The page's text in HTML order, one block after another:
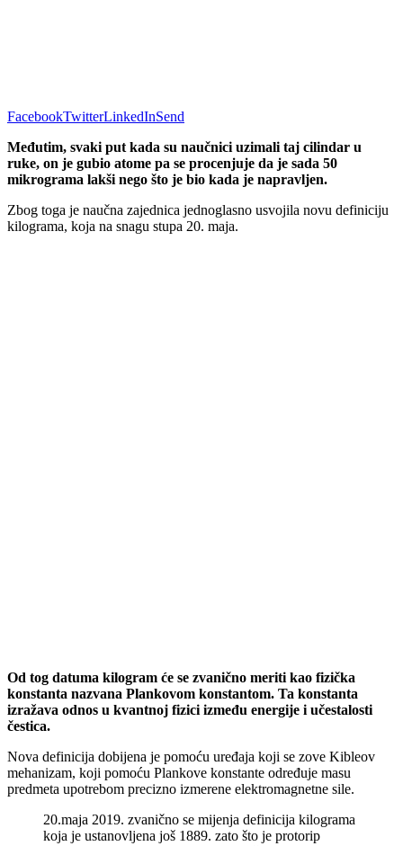
FacebookTwitterLinkedInSend
Međutim, svaki put kada su naučnici uzimali taj cilindar u
ruke, on je gubio atome pa se procenjuje da je sada 50
mikrograma lakši nego što je bio kada je napravljen.
Zbog toga je naučna zajednica jednoglasno usvojila novu definiciju
kilograma, koja na snagu stupa 20. maja.
Od tog datuma kilogram će se zvanično meriti kao fizička
konstanta nazvana Plankovom konstantom. Ta konstanta
izražava odnos u kvantnoj fizici između energije i učestalosti
čestica.
Nova definicija dobijena je pomoću uređaja koji se zove Kibleov
mehanizam, koji pomoću Plankove konstante određuje masu
predmeta upotrebom precizno izmerene elektromagnetne sile.
20.maja 2019. zvanično se mijenja definicija kilograma
koja je ustanovljena još 1889. zato što je protorip